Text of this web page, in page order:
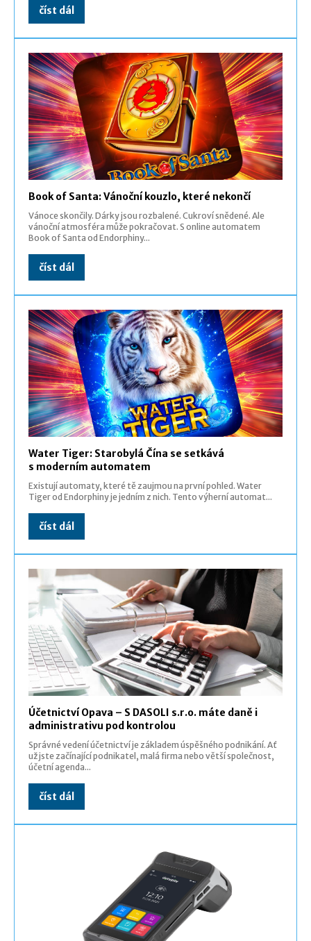
číst dál
Book of Santa: Vánoční kouzlo, které nekončí
Vánoce skončily. Dárky jsou rozbalené. Cukroví snědené. Ale
vánoční atmosféra může pokračovat. S online automatem
Book of Santa od Endorphiny...
číst dál
Water Tiger: Starobylá Čína se setkává
s moderním automatem
Existují automaty, které tě zaujmou na první pohled. Water
Tiger od Endorphiny je jedním z nich. Tento výherní automat...
číst dál
Účetnictví Opava – S DASOLI s.r.o. máte daně i
administrativu pod kontrolou
Správné vedení účetnictví je základem úspěšného podnikání. Ať
už jste začínající podnikatel, malá firma nebo větší společnost,
účetní agenda...
číst dál